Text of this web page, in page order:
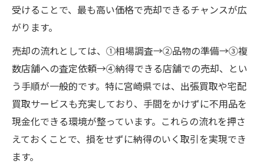
受けることで、最も高い価格で売却できるチャンスが広
がります。
売却の流れとしては、①相場調査→②品物の準備→③複
数店舗への査定依頼→④納得できる店舗での売却、とい
う手順が一般的です。特に宮崎県では、出張買取や宅配
買取サービスも充実しており、手間をかけずに不用品を
現金化できる環境が整っています。これらの流れを押さ
えておくことで、損をせずに納得のいく取引を実現でき
ます。